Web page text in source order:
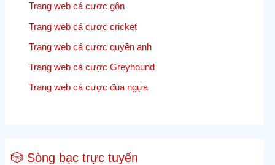
Trang web cá cược gôn
Trang web cá cược cricket
Trang web cá cược quyền anh
Trang web cá cược Greyhound
Trang web cá cược đua ngựa
🎲 Sòng bạc trực tuyến